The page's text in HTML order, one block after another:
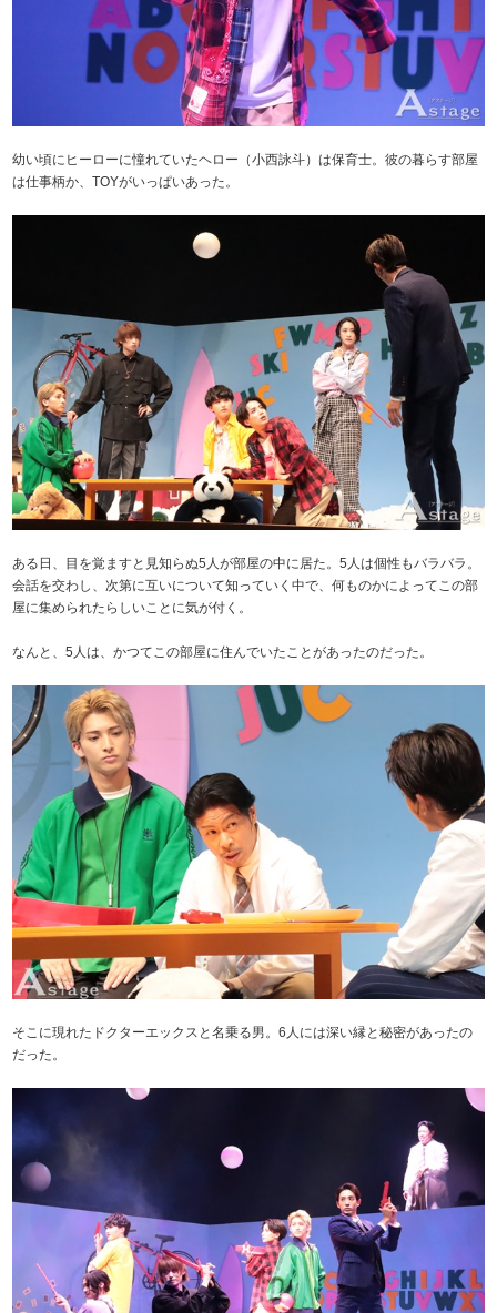
幼い頃にヒーローに憧れていたヘロー（小西詠斗）は保育士。彼の暮らす部屋
は仕事柄か、TOYがいっぱいあった。
ある日、目を覚ますと見知らぬ5人が部屋の中に居た。5人は個性もバラバラ。
会話を交わし、次第に互いについて知っていく中で、何ものかによってこの部
屋に集められたらしいことに気が付く。
なんと、5人は、かつてこの部屋に住んでいたことがあったのだった。
そこに現れたドクターエックスと名乗る男。6人には深い縁と秘密があったの
だった。